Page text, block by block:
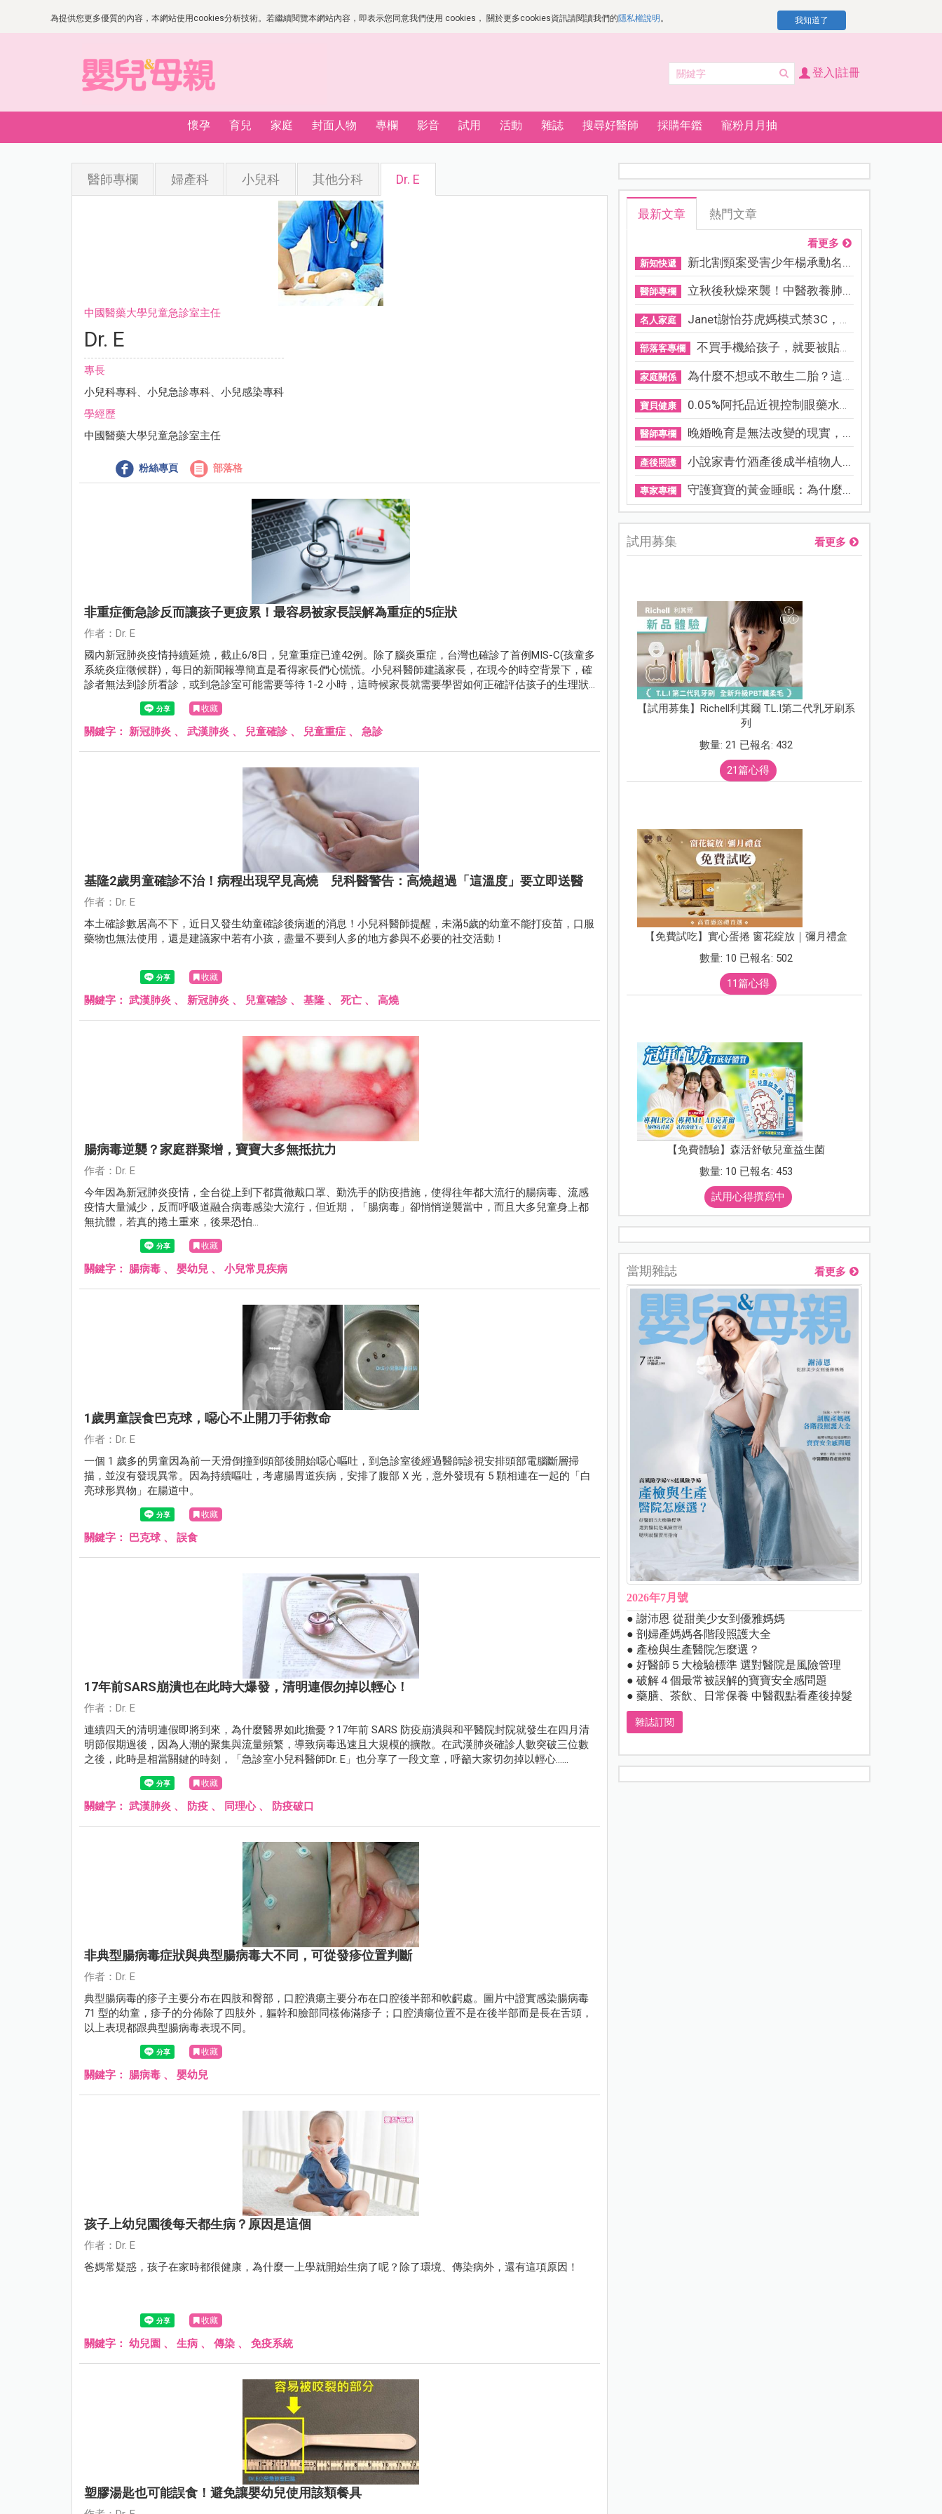
為提供您更多優質的內容，本網站使用cookies分析技術。若繼續閱覽本網站內容，即表示您同意我們使用 cookies， 關於更多cookies資訊請閱讀我們的隱私權說明 。 我知道了
登入|註冊
懷孕 育兒 家庭 封面人物 專欄 影音 試用 活動 雜誌 搜尋好醫師 採購年鑑 寵粉月月抽
醫師專欄 婦產科 小兒科 其他分科 Dr. E
中國醫藥大學兒童急診室主任
Dr. E
專長
小兒科專科、小兒急診專科、小兒感染專科
學經歷
中國醫藥大學兒童急診室主任
粉絲專頁 部落格
非重症衝急診反而讓孩子更疲累！最容易被家長誤解為重症的5症狀
作者：Dr. E
國內新冠肺炎疫情持續延燒，截止6/8日，兒童重症已達42例。除了腦炎重症，台灣也確診了首例MIS-C(孩童多
系統炎症徵候群)，每日的新聞報導簡直是看得家長們心慌慌。小兒科醫師建議家長，在現今的時空背景下，確
診者無法到診所看診，或到急診室可能需要等待 1-2 小時，這時候家長就需要學習如何正確評估孩子的生理狀
況。以下小兒科醫師整理了五個確診新冠肺炎後，家長常帶孩子衝急診但誤解成重症的主訴。
收藏
關鍵字： 新冠肺炎 、 武漢肺炎 、 兒童確診 、 兒童重症 、 急診
基隆2歲男童確診不治！病程出現罕見高燒 兒科醫警告：高燒超過「這溫度」要立即送醫
作者：Dr. E
本土確診數居高不下，近日又發生幼童確診後病逝的消息！小兒科醫師提醒，未滿5歲的幼童不能打疫苗，口服
藥物也無法使用，還是建議家中若有小孩，盡量不要到人多的地方參與不必要的社交活動！
收藏
關鍵字： 武漢肺炎 、 新冠肺炎 、 兒童確診 、 基隆 、 死亡 、 高燒
腸病毒逆襲？家庭群聚增，寶寶大多無抵抗力
作者：Dr. E
今年因為新冠肺炎疫情，全台從上到下都貫徹戴口罩、勤洗手的防疫措施，使得往年都大流行的腸病毒、流感
疫情大量減少，反而呼吸道融合病毒感染大流行，但近期，「腸病毒」卻悄悄逆襲當中，而且大多兒童身上都
無抗體，若真的捲土重來，後果恐怕...
收藏
關鍵字： 腸病毒 、 嬰幼兒 、 小兒常見疾病
1歲男童誤食巴克球，噁心不止開刀手術救命
作者：Dr. E
一個 1 歲多的男童因為前一天滑倒撞到頭部後開始噁心嘔吐，到急診室後經過醫師診視安排頭部電腦斷層掃
描，並沒有發現異常。因為持續嘔吐，考慮腸胃道疾病，安排了腹部 X 光，意外發現有 5 顆相連在一起的「白
亮球形異物」在腸道中。
收藏
關鍵字： 巴克球 、 誤食
17年前SARS崩潰也在此時大爆發，清明連假勿掉以輕心！
作者：Dr. E
連續四天的清明連假即將到來，為什麼醫界如此擔憂？17年前 SARS 防疫崩潰與和平醫院封院就發生在四月清
明節假期過後，因為人潮的聚集與流量頻繁，導致病毒迅速且大規模的擴散。在武漢肺炎確診人數突破三位數
之後，此時是相當關鍵的時刻，「急診室小兒科醫師Dr. E」也分享了一段文章，呼籲大家切勿掉以輕心......
收藏
關鍵字： 武漢肺炎 、 防疫 、 同理心、 防疫破口
非典型腸病毒症狀與典型腸病毒大不同，可從發疹位置判斷
作者：Dr. E
典型腸病毒的疹子主要分布在四肢和臀部，口腔潰瘍主要分布在口腔後半部和軟齶處。圖片中證實感染腸病毒
71 型的幼童，疹子的分佈除了四肢外，軀幹和臉部同樣佈滿疹子；口腔潰瘍位置不是在後半部而是長在舌頭，
以上表現都跟典型腸病毒表現不同。
收藏
關鍵字： 腸病毒 、 嬰幼兒
孩子上幼兒園後每天都生病？原因是這個
作者：Dr. E
爸媽常疑惑，孩子在家時都很健康，為什麼一上學就開始生病了呢？除了環境、傳染病外，還有這項原因！
收藏
關鍵字： 幼兒園 、 生病 、 傳染 、 免疫系統
塑膠湯匙也可能誤食！避免讓嬰幼兒使用該類餐具
最新文章 熱門文章
看更多
新知快遞 新北割頸案受害少年楊承勳名...
醫師專欄 立秋後秋燥來襲！中醫教養肺...
名人家庭 Janet謝怡芬虎媽模式禁3C，看...
部落客專欄 不買手機給孩子，就要被貼「...
家庭關係 為什麼不想或不敢生二胎？這8...
寶貝健康 0.05%阿托品近視控制眼藥水納...
醫師專欄 晚婚晚育是無法改變的現實，...
產後照護 小說家青竹酒產後成半植物人...
專家專欄 守護寶寶的黃金睡眠：為什麼...
試用募集 看更多
【試用募集】Richell利其爾 T.L.I第二代乳牙刷系
列
數量: 21 已報名: 432
21篇心得
【免費試吃】實心蛋捲 窗花綻放｜彌月禮盒
數量: 10 已報名: 502
11篇心得
【免費體驗】森活舒敏兒童益生菌
數量: 10 已報名: 453
試用心得撰寫中
當期雜誌 看更多
2026年7月號
● 謝沛恩 從甜美少女到優雅媽媽
● 剖婦產媽媽各階段照護大全
● 產檢與生產醫院怎麼選？
● 好醫師５大檢驗標準 選對醫院是風險管理
● 破解４個最常被誤解的寶寶安全感問題
● 藥膳、茶飲、日常保養 中醫觀點看產後掉髮
雜誌訂閱